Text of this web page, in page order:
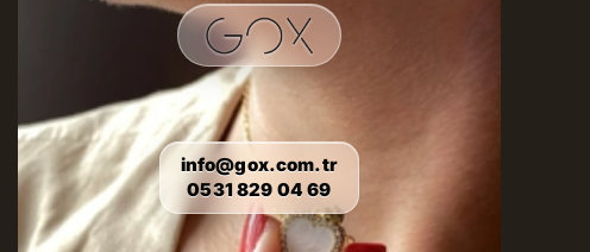
info@gox.com.tr
0531 829 04 69